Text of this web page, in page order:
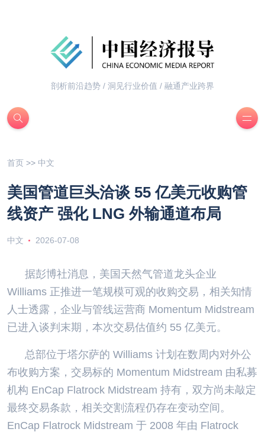
剖析前沿趋势 / 洞见行业价值 / 融通产业跨界
首页 >> 中文
美国管道巨头洽谈 55 亿美元收购管
线资产 强化 LNG 外输通道布局
中文 2026-07-08
据彭博社消息，美国天然气管道龙头企业
Williams 正推进一笔规模可观的收购交易，相关知情
人士透露，企业与管线运营商 Momentum Midstream
已进入谈判末期，本次交易估值约 55 亿美元。
总部位于塔尔萨的 Williams 计划在数周内对外公
布收购方案，交易标的 Momentum Midstream 由私募
机构 EnCap Flatrock Midstream 持有，双方尚未敲定
最终交易条款，相关交割流程仍存在变动空间。
EnCap Flatrock Midstream 于 2008 年由 Flatrock